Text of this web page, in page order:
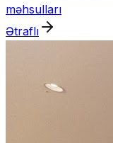
məhsulları
Ətraflı